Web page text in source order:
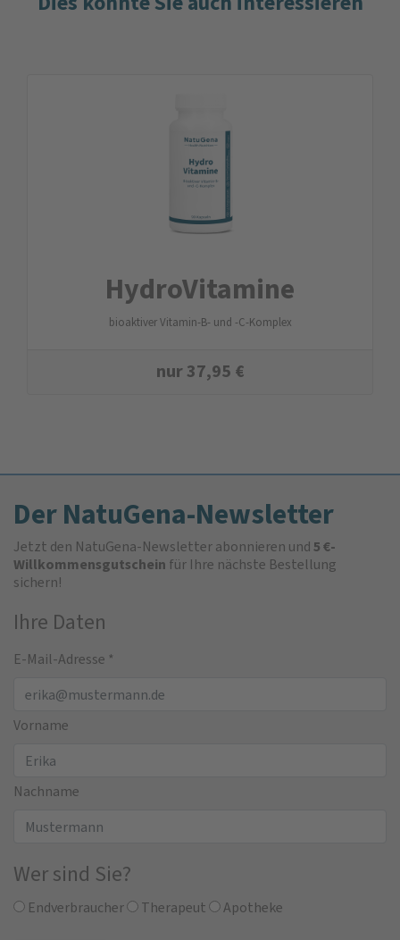
Hydro­Vitamine
bioaktiver Vitamin-B- und -C-Komplex
nur37,95 €
Der NatuGena-Newsletter
Jetzt den NatuGena-Newsletter abonnieren und5 €-
Willkommensgutschein für Ihre nächste Bestellung
sichern!
Ihre Daten
E-Mail-Adresse *
Vorname
Nachname
Wer sind Sie?
Endverbraucher Therapeut Apotheke